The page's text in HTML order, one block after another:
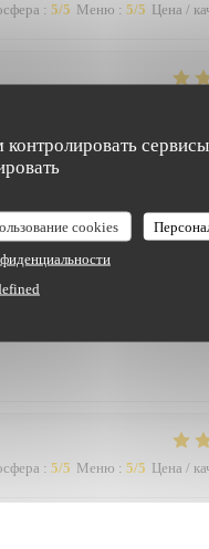
контролировать
cookies
: 5/5 Меню : 5/5 Цена /
:
: 5/5 Меню : 5/5 Цена /